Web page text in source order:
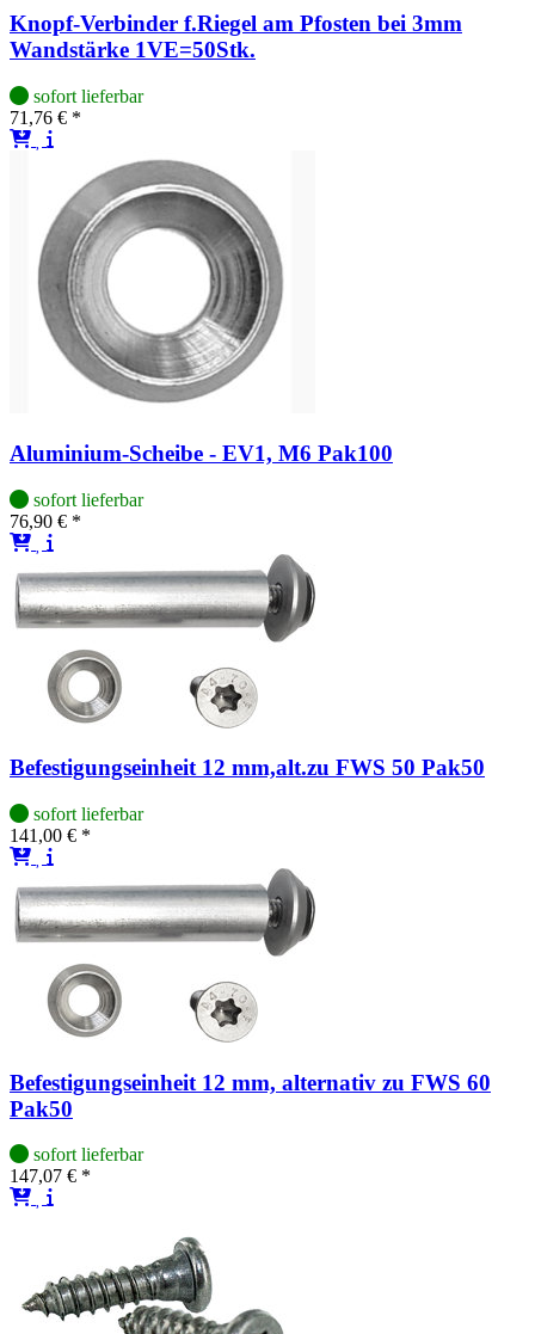
Knopf-Verbinder f.Riegel am Pfosten bei 3mm
Wandstärke 1VE=50Stk.
sofort lieferbar
71,76 € *
Aluminium-Scheibe - EV1, M6 Pak100
sofort lieferbar
76,90 € *
Befestigungseinheit 12 mm,alt.zu FWS 50 Pak50
sofort lieferbar
141,00 € *
Befestigungseinheit 12 mm, alternativ zu FWS 60
Pak50
sofort lieferbar
147,07 € *